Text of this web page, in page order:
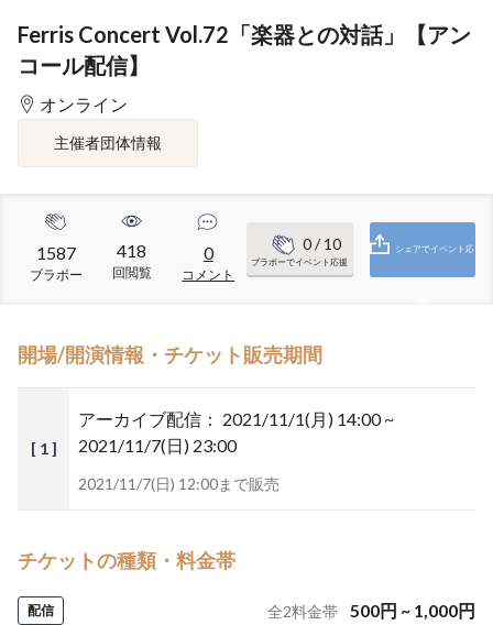
Ferris Concert Vol.72「楽器との対話」【アン
コール配信】
オンライン
主催者団体情報
1587
ブラボー
418
回閲覧
0
コメント
0/ 10
ブラボーでイベント応援
シェアでイベント応
開場/開演情報・チケット販売期間
[ 1 ]
アーカイブ配信： 2021/11/1(月) 14:00 ~
2021/11/7(日) 23:00
2021/11/7(日) 12:00まで販売
チケットの種類・料金帯
配信 全2料金帯 500円 ~ 1,000円